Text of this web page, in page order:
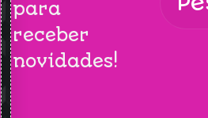
para
receber
novidades!